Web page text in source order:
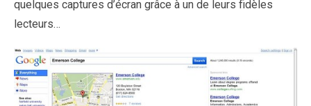
quelques captures d’écran grâce à un de leurs fidèles
lecteurs…